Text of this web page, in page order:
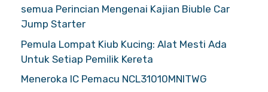
semua Perincian Mengenai Kajian Biuble Car
Jump Starter
Pemula Lompat Kiub Kucing: Alat Mesti Ada
Untuk Setiap Pemilik Kereta
Meneroka IC Pemacu NCL31010MNITWG